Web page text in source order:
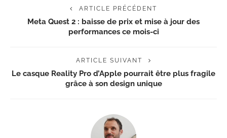
ARTICLE PRÉCÉDENT
Meta Quest 2 : baisse de prix et mise à jour des
performances ce mois-ci
ARTICLE SUIVANT
Le casque Reality Pro d’Apple pourrait être plus fragile
grâce à son design unique